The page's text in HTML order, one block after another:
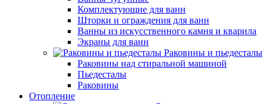
Комплектующие для ванн
Шторки и ограждения для ванн
Ванны из искусственного камня и кварила
Экраны для ванн
Раковины и пьедесталы
Раковины над стиральной машиной
Пьедесталы
Раковины
Отопление